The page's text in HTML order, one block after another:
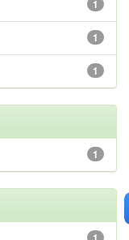
1
1
1
1